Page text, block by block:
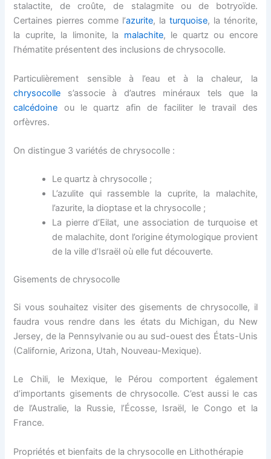
stalactite, de croûte, de stalagmite ou de botryoïde.
Certaines pierres comme l’azurite, la turquoise, la ténorite,
la cuprite, la limonite, la malachite, le quartz ou encore
l’hématite présentent des inclusions de chrysocolle.
Particulièrement sensible à l’eau et à la chaleur, la
chrysocolle s’associe à d’autres minéraux tels que la
calcédoine ou le quartz afin de faciliter le travail des
orfèvres.
On distingue 3 variétés de chrysocolle :
Lequartz à chrysocolle ;
L’azulite qui rassemble la cuprite, la malachite,
l’azurite, la dioptase et la chrysocolle ;
La pierre d’Eilat, une association de turquoise et
de malachite, dont l’origine étymologique provient
de la ville d’Israël où elle fut découverte.
Gisements de chrysocolle
Si vous souhaitez visiter des gisements de chrysocolle, il
faudra vous rendre dans les états du Michigan, du New
Jersey, de la Pennsylvanie ou au sud-ouest des États-Unis
(Californie, Arizona, Utah, Nouveau-Mexique).
Le Chili, le Mexique, le Pérou comportent également
d’importants gisements de chrysocolle. C’est aussi le cas
de l’Australie, la Russie, l’Écosse, Israël, le Congo et la
France.
Propriétés et bienfaits de la chrysocolle en Lithothérapie